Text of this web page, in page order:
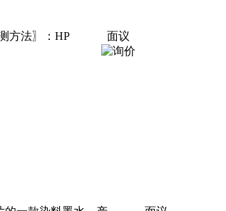
方法〗：HP
面议